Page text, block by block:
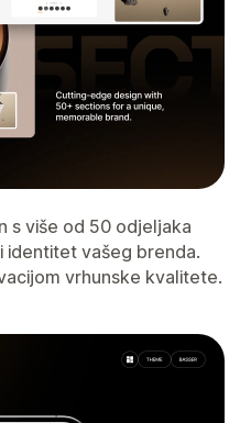
s više od 50 odjeljaka
identitet vašeg brenda.
vrhunske kvalitete.